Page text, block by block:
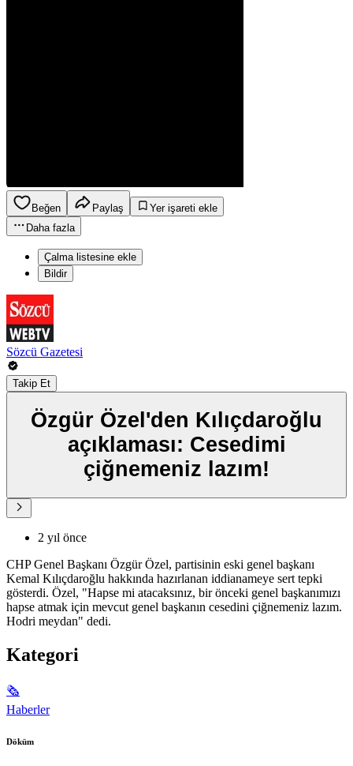
Beğen Paylaş
Yer işareti ekle
Daha fazla
Çalma listesine ekle
Bildir
Sözcü Gazetesi
Takip Et
Özgür Özel'den Kılıçdaroğlu
açıklaması: Cesedimi
çiğnemeniz lazım!
2 yıl önce
CHP Genel Başkanı Özgür Özel, partisinin eski genel başkanı
Kemal Kılıçdaroğlu hakkında hazırlanan iddianameye sert tepki
gösterdi. Özel, "Hapse mi atacaksınız, bir önceki genel başkanımızı
hapse atmak için mevcut genel başkanın cesedini çiğnemeniz lazım.
Hodri meydan" dedi.
Kategori
🗞
Haberler
Döküm